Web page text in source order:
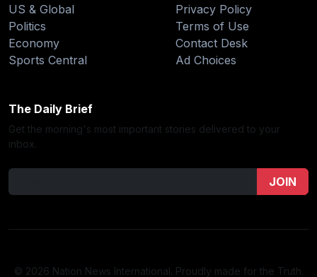
US & Global
Politics
Economy
Sports Central
Privacy Policy
Terms of Use
Contact Desk
Ad Choices
The Daily Brief
Get the morning's most important stories delivered to your
inbox.
JOIN
© 2026 Nation News International. Proudly made for the Truth.